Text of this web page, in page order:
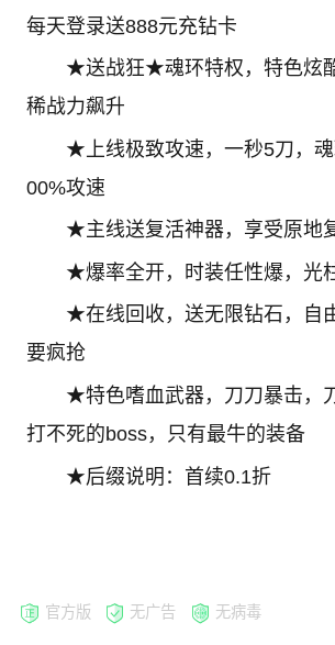
每天登录送888元充钻卡
★送战狂★魂环特权，特色炫
稀战力飙升
★上线极致攻速，一秒5刀，
00%攻速
★主线送复活神器，享受原地
★爆率全开，时装任性爆，光
★在线回收，送无限钻石，自
要疯抢
★特色嗜血武器，刀刀暴击，
打不死的boss，只有最牛的装备
★后缀说明：首续0.1折
官方版 无广告 无病毒